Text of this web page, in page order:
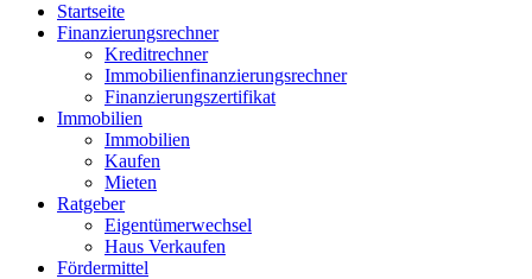
Startseite
Finanzierungsrechner
Kreditrechner
Immobilienfinanzierungsrechner
Finanzierungszertifikat
Immobilien
Immobilien
Kaufen
Mieten
Ratgeber
Eigentümerwechsel
Haus Verkaufen
Fördermittel